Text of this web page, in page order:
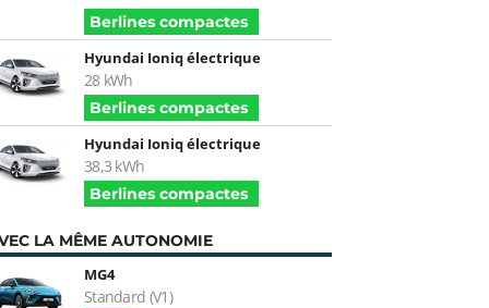
Berlines compactes
Hyundai Ioniq électrique
28 kWh
Berlines compactes
Hyundai Ioniq électrique
38,3 kWh
Berlines compactes
LA MÊME AUTONOMIE
MG4
Standard (V1)